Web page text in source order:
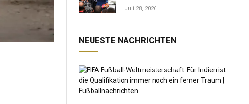
an und verspricht, das
Juli 28, 2026
NEUESTE NACHRICHTEN